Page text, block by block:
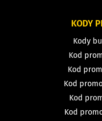
KODY
Kody
Kod
Kod
Kod
Kod
Kod